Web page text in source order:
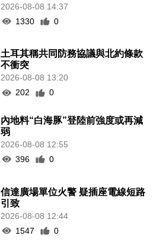
2026-08-08 14:37
1330
0
土耳其稱共同防務協議與北約條款
不衝突
2026-08-08 13:20
202
0
內地料“白海豚”登陸前強度或再減
弱
2026-08-08 12:55
396
0
信達廣場單位火警 疑插座電線短路
引致
2026-08-08 12:44
1547
0